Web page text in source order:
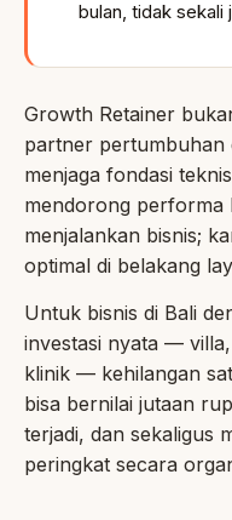
bulan, tidak sekali
Growth Retainer
partner
menjaga fondasi
mendorong performa
menjalankan bisnis;
optimal di belakang
Untuk bisnis di Bali
investasi nyata —
klinik — kehilangan
bisa bernilai jutaan
terjadi, dan sekaligus
peringkat secara